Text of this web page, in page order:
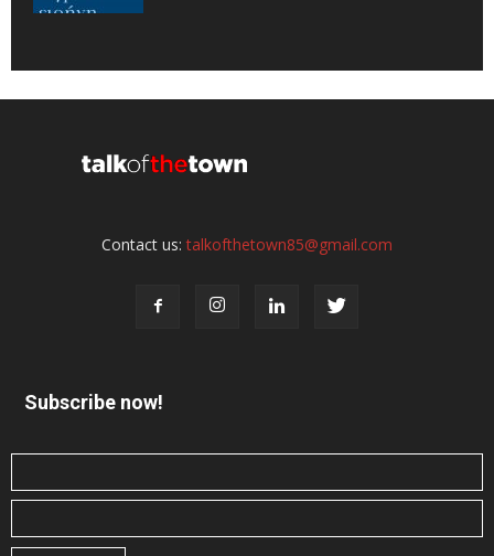
Contact us:talkofthetown85@gmail.com
Subscribe now!